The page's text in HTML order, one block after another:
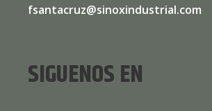
fsantacruz@sinoxindustrial.com
SIGUENOS EN